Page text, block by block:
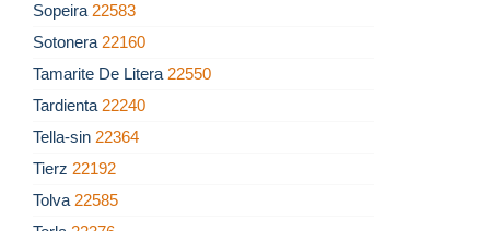
Sopeira 22583
Sotonera 22160
Tamarite De Litera 22550
Tardienta 22240
Tella-sin 22364
Tierz 22192
Tolva 22585